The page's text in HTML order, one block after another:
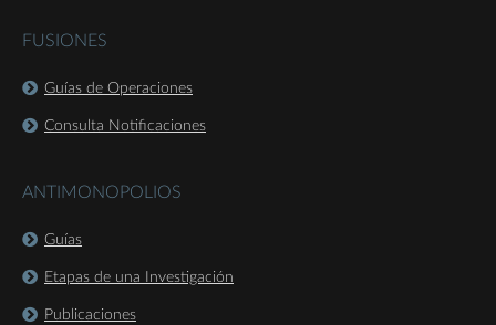
FUSIONES
Guías de Operaciones
Consulta Notificaciones
ANTIMONOPOLIOS
Guías
Etapas de una Investigación
Publicaciones